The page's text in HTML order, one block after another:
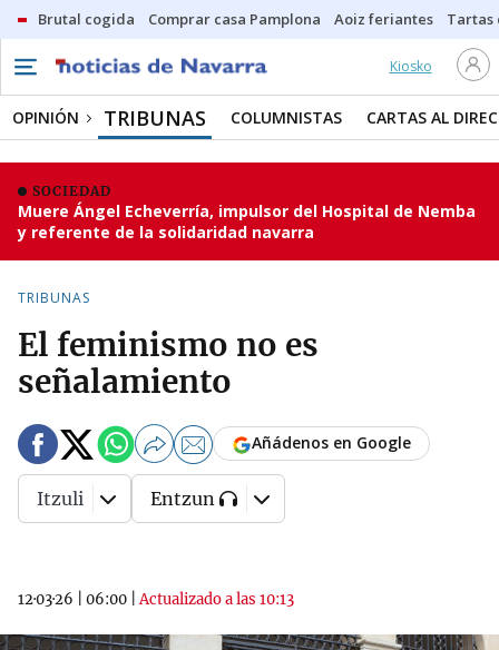
Brutal cogida Comprar casa Pamplona Aoiz feriantes Tartas
Kiosko
OPINIÓN TRIBUNAS COLUMNISTAS CARTAS AL
SOCIEDAD
Muere Ángel Echeverría, impulsor del Hospital de Nemba
y referente de la solidaridad navarra
TRIBUNAS
El feminismo no es
señalamiento
12·03·26 06:00 |Actualizado a las 10:13
Añádenos en Google
Itzuli Entzun